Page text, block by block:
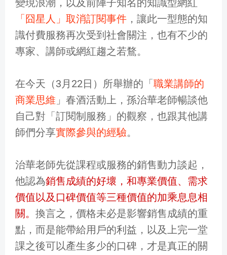
變現浪潮，以及前陣子知名的知識型網紅
「囧星人」取消訂閱事件 ，讓此一型態的知
識付費服務再次受到社會關注，也有不少的
專家、講師或網紅趨之若鶩。
在今天（3月22日）所舉辦的「職業講師的
商業思維 」春酒活動上，孫治華老師暢談他
自己對「訂閱制服務」的觀察，也跟其他講
師們分享實際參與的經驗。
治華老師先從課程或服務的銷售動力談起，
他認為銷售成績的好壞，和專業價值、需求
價值以及口碑價值等三種價值的加乘息息相
關。 換言之，價格未必是影響銷售成績的重
點，而是能帶給用戶的利益，以及上完一堂
課之後可以產生多少的口碑，才是真正的關